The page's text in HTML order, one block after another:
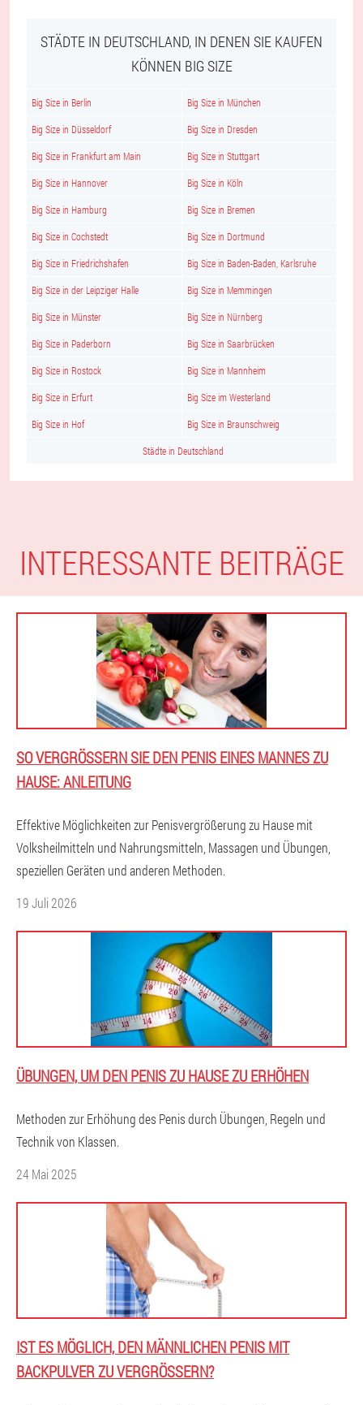
STÄDTE IN DEUTSCHLAND, IN DENEN SIE KAUFEN
KÖNNEN BIG SIZE
Big Size in Berlin Big Size in München
Big Size in Düsseldorf Big Size in Dresden
Big Size in Frankfurt am Main Big Size in Stuttgart
Big Size in Hannover Big Size in Köln
Big Size in Hamburg Big Size in Bremen
Big Size in Cochstedt Big Size in Dortmund
Big Size in Friedrichshafen Big Size in Baden-Baden, Karlsruhe
Big Size in der Leipziger Halle Big Size in Memmingen
Big Size in Münster Big Size in Nürnberg
Big Size in Paderborn Big Size in Saarbrücken
Big Size in Rostock Big Size in Mannheim
Big Size in Erfurt Big Size im Westerland
Big Size in Hof Big Size in Braunschweig
Städte in Deutschland
INTERESSANTE BEITRÄGE
SO VERGRÖSSERN SIE DEN PENIS EINES MANNES ZU H
AUSE: ANLEITUNG
Effektive Möglichkeiten zur Penisvergrößerung zu Hause mit
Volksheilmitteln und Nahrungsmitteln, Massagen und Übungen,
speziellen Geräten und anderen Methoden.
19 Juli 2026
ÜBUNGEN, UM DEN PENIS ZU HAUSE ZU ERHÖHEN
Methoden zur Erhöhung des Penis durch Übungen, Regeln und
Technik von Klassen.
24 Mai 2025
IST ES MÖGLICH, DEN MÄNNLICHEN PENIS MIT
BACKPULVER ZU VERGRÖSSERN?